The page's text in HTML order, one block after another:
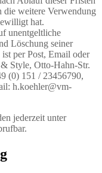
die weitere Verwendung
hat.
unentgeltliche
Löschung seiner
per Post, Email oder
Style, Otto-Hahn-Str.
(0) 151 / 23456790,
h.koehler@vm-
jederzeit unter